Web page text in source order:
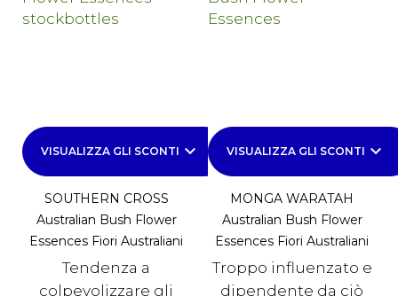
VISUALIZZA GLI SCONTI keyboard_arrow_down
SOUTHERN CROSS
Australian Bush Flower
Essences Fiori Australiani
Tendenza a
colpevolizzare gli
VISUALIZZA GLI SCONTI keyboard_arrow_down
MONGA WARATAH
Australian Bush Flower
Essences Fiori Australiani
Troppo influenzato e
dipendente da ciò